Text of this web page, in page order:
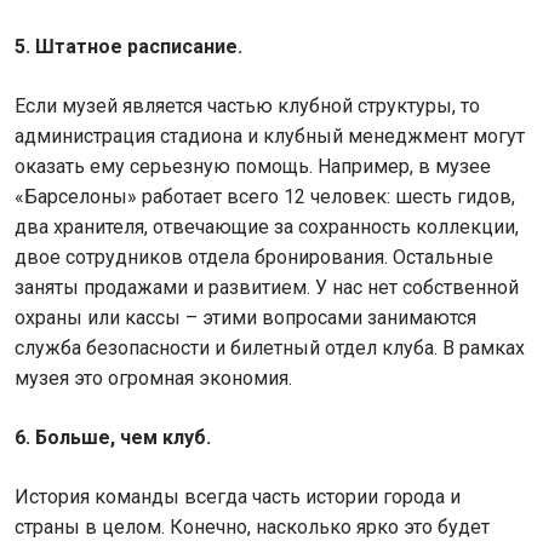
5. Штатное расписание.
Если музей является частью клубной структуры, то
администрация стадиона и клубный менеджмент могут
оказать ему серьезную помощь. Например, в музее
«Барселоны» работает всего 12 человек: шесть гидов,
два хранителя, отвечающие за сохранность коллекции,
двое сотрудников отдела бронирования. Остальные
заняты продажами и развитием. У нас нет собственной
охраны или кассы – этими вопросами занимаются
служба безопасности и билетный отдел клуба. В рамках
музея это огромная экономия.
6. Больше, чем клуб.
История команды всегда часть истории города и
страны в целом. Конечно, насколько ярко это будет